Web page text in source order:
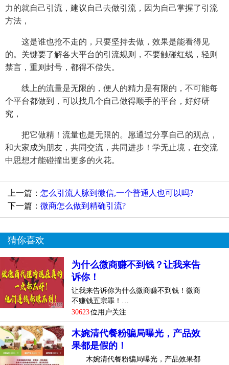
力的就自己引流，建议自己去做引流，因为自己掌握了引流
方法，
这是谁也抢不走的，只要坚持去做，效果是能看得见
的。关键要了解各大平台的引流规则，不要触碰红线，轻则
禁言，重则封号，都得不偿失。
线上的流量是无限的，便人的精力是有限的，不可能每
个平台都做到，可以找几个自己做得顺手的平台，好好研
究，
把它做精！流量也是无限的。愿通过分享自己的观点，
和大家成为朋友，共同交流，共同进步！学无止境，在交流
中思想才能碰撞出更多的火花。
上一篇： 怎么引流人脉到微信,一个普通人也可以吗?
下一篇： 微商怎么做到精确引流?
猜你喜欢
为什么微商赚不到钱？让我来告
诉你！
让我来告诉你为什么微商赚不到钱！微商
不赚钱五宗罪！…
30623位用户关注
木婉清代餐粉骗局曝光，产品效
果都是假的！
木婉清代餐粉骗局曝光，产品效果都